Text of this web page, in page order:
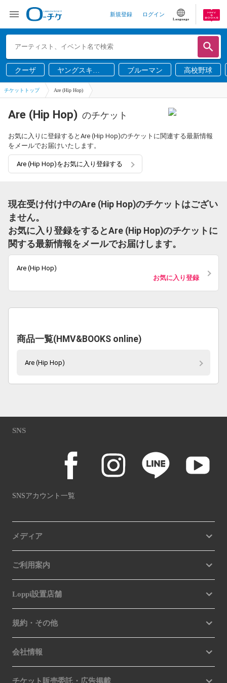
新規登録 ログイン
Language
クーザ
ヤングスキニ
ー
ブルーマン 高校野球
チケットトップ Are (Hip Hop)
Are (Hip Hop) のチケット
お気に入りに登録するとAre (Hip Hop)のチケットに関連する最新情報
をメールでお届けいたします。
Are (Hip Hop)をお気に入り登録する
現在受け付け中のAre (Hip Hop)のチケットはござい
ません。
お気に入り登録をするとAre (Hip Hop)のチケットに
関する最新情報をメールでお届けします。
Are (Hip Hop)
お気に入り登録
商品一覧(HMV&BOOKS online)
Are (Hip Hop)
SNS
SNSアカウント一覧
メディア
ご利用案内
Loppi設置店舗
規約・その他
会社情報
チケット販売委託・広告掲載